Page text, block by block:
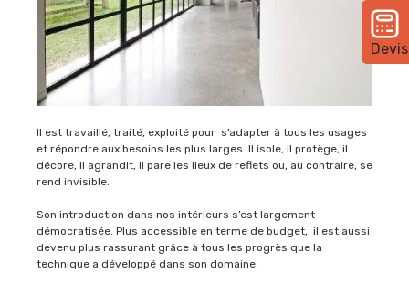
Devis
Il est travaillé, traité, exploité pour s’adapter à tous les usages
et répondre aux besoins les plus larges. Il isole, il protège, il
décore, il agrandit, il pare les lieux de reflets ou, au contraire, se
rend invisible.
Son introduction dans nos intérieurs s’est largement
démocratisée. Plus accessible en terme de budget, il est aussi
devenu plus rassurant grâce à tous les progrès que la
technique a développé dans son domaine.